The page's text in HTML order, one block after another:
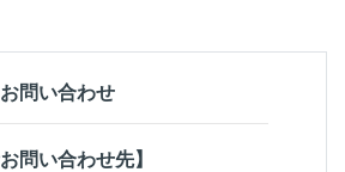
問い合わせ
問い合わせ先】